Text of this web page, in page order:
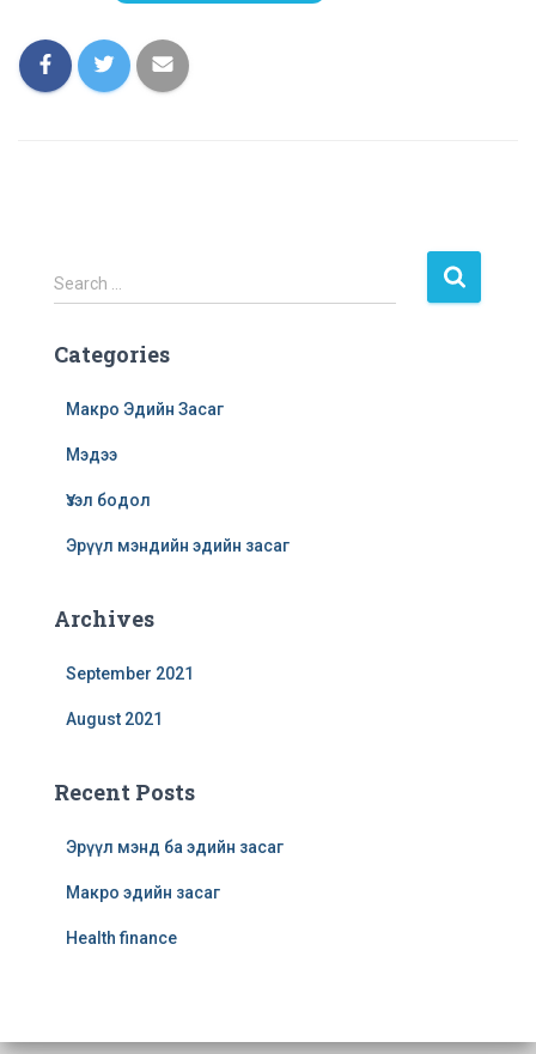
Search …
Categories
Макро Эдийн Засаг
Мэдээ
Үзэл бодол
Эрүүл мэндийн эдийн засаг
Archives
September 2021
August 2021
Recent Posts
Эрүүл мэнд ба эдийн засаг
Макро эдийн засаг
Health finance